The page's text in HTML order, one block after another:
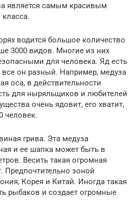
является самым красивым
класса.
водится большое количество
3000 видов. Многие из них
для человека. Яд есть
он разный. Например, медуза
оса, в действительности
для ныряльщиков и любителей
очень ядовит, его хватит,
человек.
грива. Эта медуза
и ее шапка может быть в
Весить такая огромная
Предпочтительно зоной
Корея и Китай. Иногда такая
рыбаков и создает огромные